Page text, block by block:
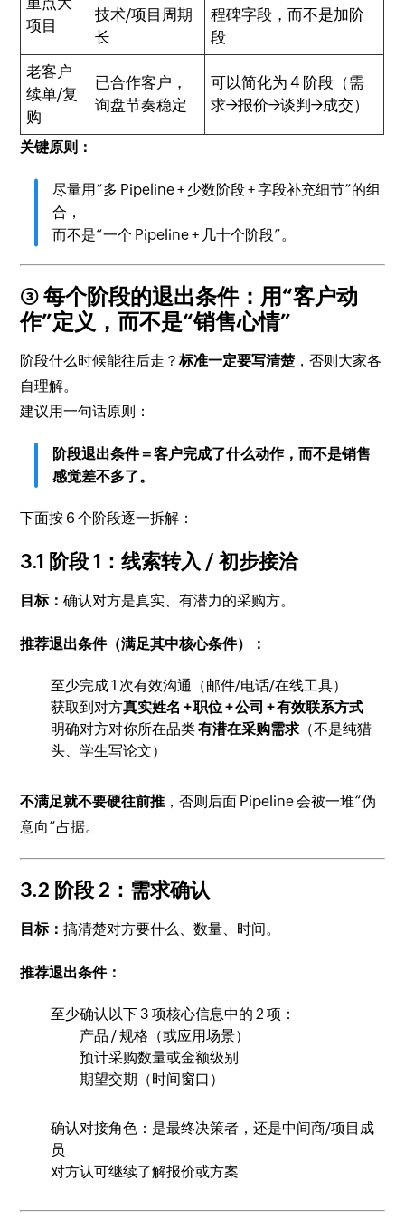
项目
技术/项目周期
长
程碑字段，而不是加阶
段
老客户
续单/复
购
已合作客户，
询盘节奏稳定
可以简化为 4 阶段（需
求→报价→谈判→成交）
关键原则：
尽量用“多 Pipeline + 少数阶段 + 字段补充细节”的组
合，
而不是“一个 Pipeline + 几十个阶段”。
③ 每个阶段的退出条件：用“客户动
作”定义，而不是“销售心情”
阶段什么时候能往后走？标准一定要写清楚，否则大家各
自理解。
建议用一句话原则：
阶段退出条件＝客户完成了什么动作，而不是销售
感觉差不多了。
下面按 6 个阶段逐一拆解：
3.1 阶段 1：线索转入 / 初步接洽
目标：确认对方是真实、有潜力的采购方。
推荐退出条件（满足其中核心条件）：
至少完成 1 次有效沟通（邮件/电话/在线工具）
获取到对方真实姓名 + 职位 + 公司 + 有效联系方式
明确对方对你所在品类有潜在采购需求（不是纯猎
头、学生写论文）
不满足就不要硬往前推 ，否则后面 Pipeline 会被一堆“伪
意向”占据。
3.2 阶段 2：需求确认
目标：搞清楚对方要什么、数量、时间。
推荐退出条件：
至少确认以下 3 项核心信息中的 2 项：
产品 / 规格（或应用场景）
预计采购数量或金额级别
期望交期（时间窗口）
确认对接角色：是最终决策者，还是中间商/项目成
员
对方认可继续了解报价或方案